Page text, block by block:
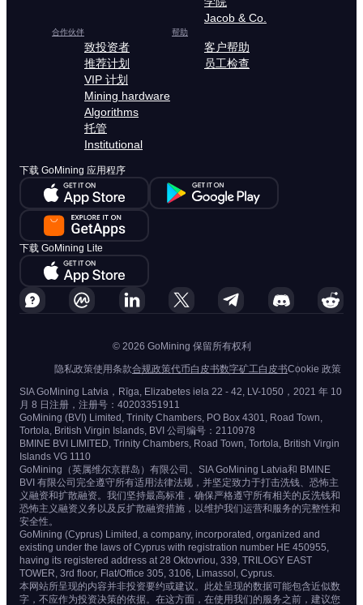
Jacob & Co.
合作伙伴
致投资者
推荐计划
VIP 计划
Mining hardware
Algorithms
托管
Institutional
帮助
客户帮助
员工检查
下载 GoMining 应用程序
下载 GoMining Lite
© 2026 GoMining 保留所有权利
隐私政策使用条款合规政策代币白皮书数字矿工白皮书Cookie 政策
SIA GoMining Latvia，Rīga, Elizabetes iela 22 - 42, LV-1050，2021 年 10
月 8 日注册，注册号：40203351911
GoMining (BVI) Limited, Trinity Chambers, PO Box 4301, Road Town,
Tortola, British Virgin Islands, BVI 公司编号：2110978
BMINE BVI LIMITED, Trinity Chambers, Road Town, Tortola, British Virgin
Islands VG 1110
GoMining（英属维尔京群岛）有限公司、SIA GoMining Latvia和 BMINE
BVI 有限公司完全遵守所有适用法律法规，并坚定致力于打击洗钱、恐怖主
义融资和扩散融资。我们坚持最高标准，确保严格遵守所有相关的反洗钱和
恐怖主义融资义务以及反扩散融资措施，以维护我们运营和服务的完整性和
安全性。
GoMining (Cyprus) Limited, a company, incorporated, organized and
existing under the laws of Cyprus with registration number HE 450955,
having its registered address at 28 Oktovriou, 339, TRILOGY EAST
TOWER, 3rd floor, Flat/Office 305, 3106, Limassol, Cyprus.
本网站所呈现的内容并非投资要约或建议。此处呈现的数据可能包含近似数
字，不应作为投资决策的依据。在这方面，在使用我们的服务之前，建议您